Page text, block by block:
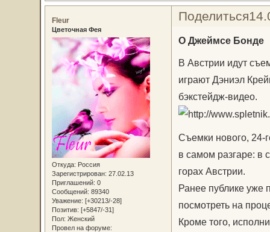
Поделиться
Fleur
Цветочная Фея
Откуда: Россия
Зарегистрирован: 27.02.13
Приглашений: 0
Сообщений: 89340
Уважение: [+30213/-28]
Позитив: [+5847/-31]
Пол: Женский
Провел на форуме:
О Джеймсе Бонде
В Австрии идут
играют Дэниэл
бэкстейдж-видео.
Съемки нового, 24-
в самом разгаре: в
горах Австрии.
Ранее публике уже
посмотреть на
Кроме того,